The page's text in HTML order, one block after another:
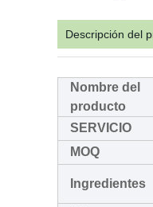
Descripción del
Nombre del
producto
SERVICIO
MOQ
Ingredientes